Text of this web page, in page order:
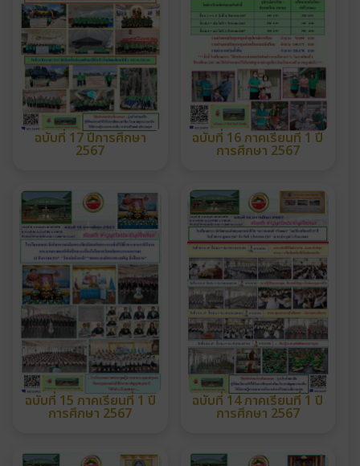
ฉบับที่ 17 ปีการศึกษา
2567
ฉบับที่ 16 ภาคเรียนที่ 1 ปี
การศึกษา 2567
ฉบับที่ 15 ภาคเรียนที่ 1 ปี
การศึกษา 2567
ฉบับที่ 14 ภาคเรียนที่ 1 ปี
การศึกษา 2567